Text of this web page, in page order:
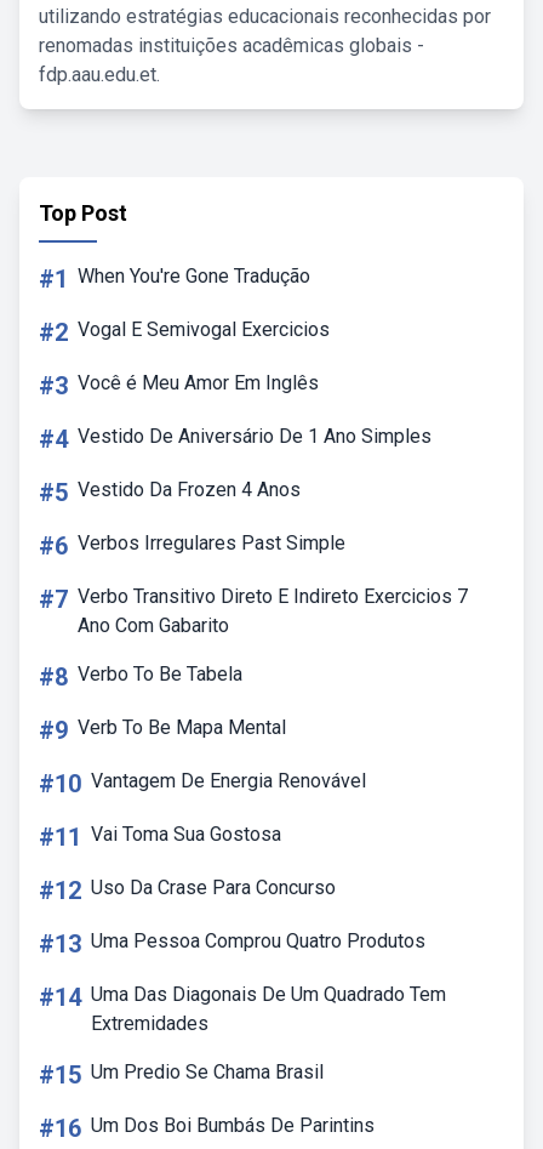
utilizando estratégias educacionais reconhecidas por
renomadas instituições acadêmicas globais -
fdp.aau.edu.et.
Top Post
#1 When You're Gone Tradução
#2 Vogal E Semivogal Exercicios
#3 Você é Meu Amor Em Inglês
#4 Vestido De Aniversário De 1 Ano Simples
#5 Vestido Da Frozen 4 Anos
#6 Verbos Irregulares Past Simple
#7 Verbo Transitivo Direto E Indireto Exercicios 7
Ano Com Gabarito
#8 Verbo To Be Tabela
#9 Verb To Be Mapa Mental
#10 Vantagem De Energia Renovável
#11 Vai Toma Sua Gostosa
#12 Uso Da Crase Para Concurso
#13 Uma Pessoa Comprou Quatro Produtos
#14 Uma Das Diagonais De Um Quadrado Tem
Extremidades
#15 Um Predio Se Chama Brasil
#16 Um Dos Boi Bumbás De Parintins